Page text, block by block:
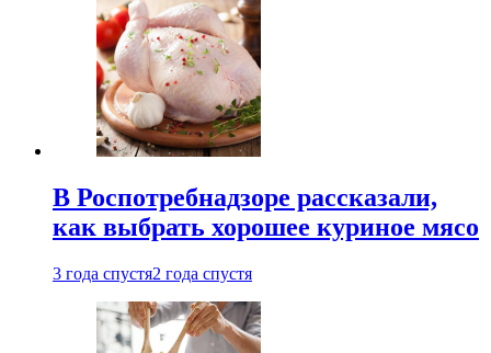
В Роспотребнадзоре рассказали,
как выбрать хорошее куриное мясо
3 года спустя2 года спустя